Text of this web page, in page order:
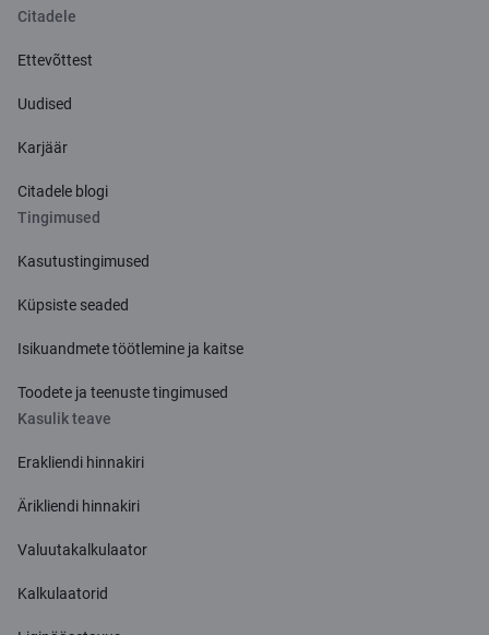
Citadele
Ettevõttest
Uudised
Karjäär
Citadele blogi
Tingimused
Kasutustingimused
Küpsiste seaded
Isikuandmete töötlemine ja kaitse
Toodete ja teenuste tingimused
Kasulik teave
Erakliendi hinnakiri
Ärikliendi hinnakiri
Valuutakalkulaator
Kalkulaatorid